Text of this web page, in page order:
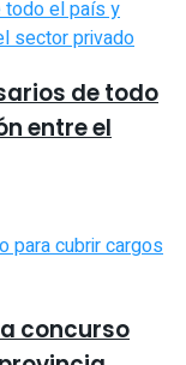
de todo
entre el
concurso